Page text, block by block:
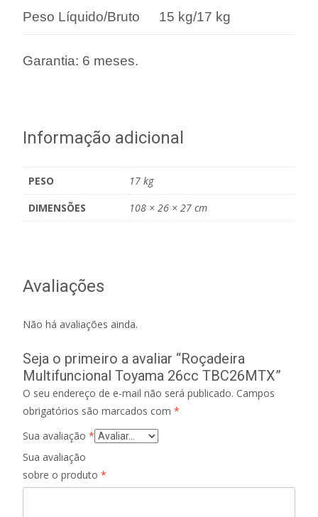
Peso Líquido/Bruto 15 kg/17 kg
Garantia: 6 meses.
Informação adicional
PESO
17 kg
DIMENSÕES
108 × 26 × 27 cm
Avaliações
Não há avaliações ainda.
Seja o primeiro a avaliar “Roçadeira
Multifuncional Toyama 26cc TBC26MTX”
O seu endereço de e-mail não será publicado. Campos
obrigatórios são marcados com *
Sua avaliação *
Sua avaliação
sobre o produto *